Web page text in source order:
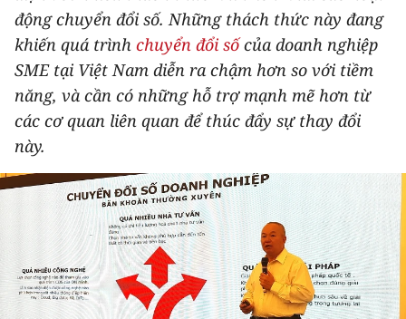
DU LỊCH
THẾ GIỚI
THỂ THAO
GIÁO DỤC
KHOA HỌC - CÔNG NGHỆ
MÔI TRƯỜNG
động chuyển đổi số. Những thách thức này đang
khiến quá trình chuyển đổi sốcủa doanh nghiệp
SME tại Việt Nam diễn ra chậm hơn so với tiềm
năng, và cần có những hỗ trợ mạnh mẽ hơn từ
các cơ quan liên quan để thúc đẩy sự thay đổi
này.